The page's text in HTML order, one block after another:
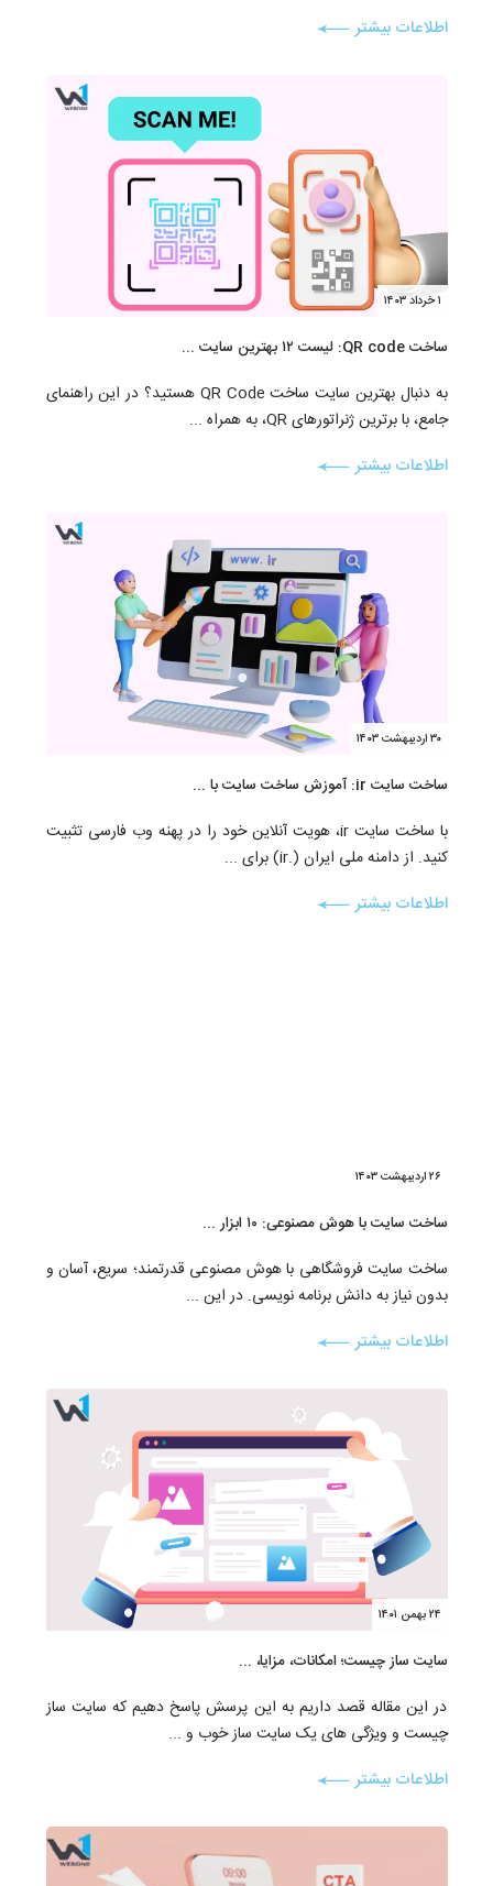
اطلاعات بیشتر
۱ خرداد ۱۴۰۳
ساخت QR code: لیست ۱۲ بهترین سایت ...
به دنبال بهترین سایت ساخت QR Code هستید؟ در این راهنمای
جامع، با برترین ژنراتورهای QR، به همراه ...
اطلاعات بیشتر
۳۰ اردیبهشت ۱۴۰۳
ساخت سایت ir: آموزش ساخت سایت با ...
با ساخت سایت ir، هویت آنلاین خود را در پهنه وب فارسی تثبیت
کنید. از دامنه ملی ایران (.ir) برای ...
اطلاعات بیشتر
۲۶ اردیبهشت ۱۴۰۳
ساخت سایت با هوش مصنوعی: ۱۰ ابزار ...
ساخت سایت فروشگاهی با هوش مصنوعی قدرتمند؛ سریع، آسان و
بدون نیاز به دانش برنامه نویسی. در این ...
اطلاعات بیشتر
۲۴ بهمن ۱۴۰۱
سایت ساز چیست؛ امکانات، مزایا، ...
در این مقاله قصد داریم به این پرسش پاسخ دهیم که سایت ساز
چیست و ویژگی های یک سایت ساز خوب و ...
اطلاعات بیشتر